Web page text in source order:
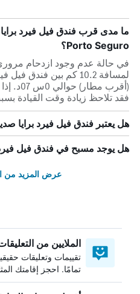
ما مدى قرب فندق فيل فيرد
Porto Seguro؟
في حالة عدم وجود ازدحام
(أقرب
فقد تلاحظ زيادة وقت القيادة
هل يعتبر فندق فيل فيرد برايا
هل يوجد مسبح في فندق فيل فيرد
عرض المزيد من
الملايين من
تقييمات وتعليقات
تمامًا. احجز إقامتك